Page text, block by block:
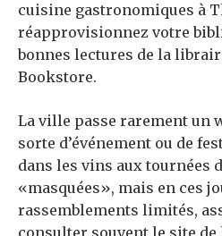
cuisine gastronomiques à
réapprovisionnez votre
bonnes lectures de la
Bookstore.
La ville passe rarement un
sorte d’événement ou de
dans les vins aux tournées
«masquées», mais en ces
rassemblements limités,